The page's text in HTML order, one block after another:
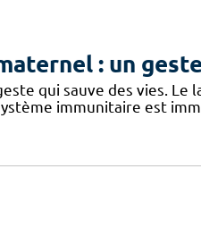
: un
qui sauve des vies.
immunitaire est